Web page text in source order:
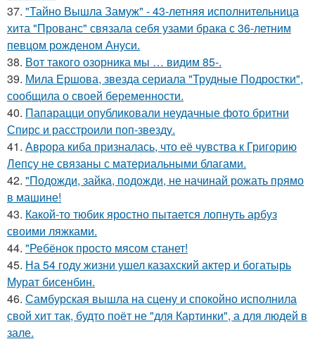
37. "Тайно Вышла Замуж" - 43-летняя исполнительница
хита "Прованс" связала себя узами брака с 36-летним
певцом рожденом Ануси.
38. Вот такого озорника мы … видим 85-.
39. Мила Ершова, звезда сериала "Трудные Подростки",
сообщила о своей беременности.
40. Папарацци опубликовали неудачные фото бритни
Спирс и расстроили поп-звезду.
41. Аврора киба призналась, что её чувства к Григорию
Лепсу не связаны с материальными благами.
42. "Подожди, зайка, подожди, не начинай рожать прямо
в машине!
43. Какой-то тюбик яростно пытается лопнуть арбуз
своими ляжками.
44. "Ребёнок просто мясом станет!
45. На 54 году жизни ушел казахский актер и богатырь
Мурат бисенбин.
46. Самбурская вышла на сцену и спокойно исполнила
свой хит так, будто поёт не "для Картинки", а для людей в
зале.